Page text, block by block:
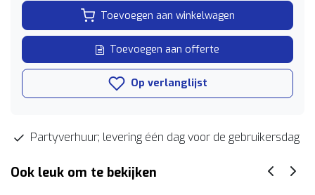
Toevoegen aan winkelwagen
Toevoegen aan offerte
Op verlanglijst
Partyverhuur; levering één dag voor de gebruikersdag
Ook leuk om te bekijken